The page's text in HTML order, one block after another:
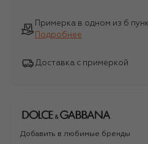
Примерка в одном из 6
Подробнее
Доставка с примеркой
Добавить в любимые бренды